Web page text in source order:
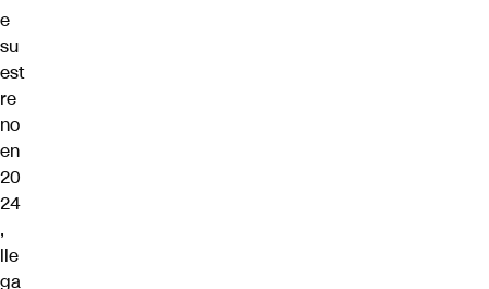
e
su
est
re
no
en
20
24
,
lle
ga